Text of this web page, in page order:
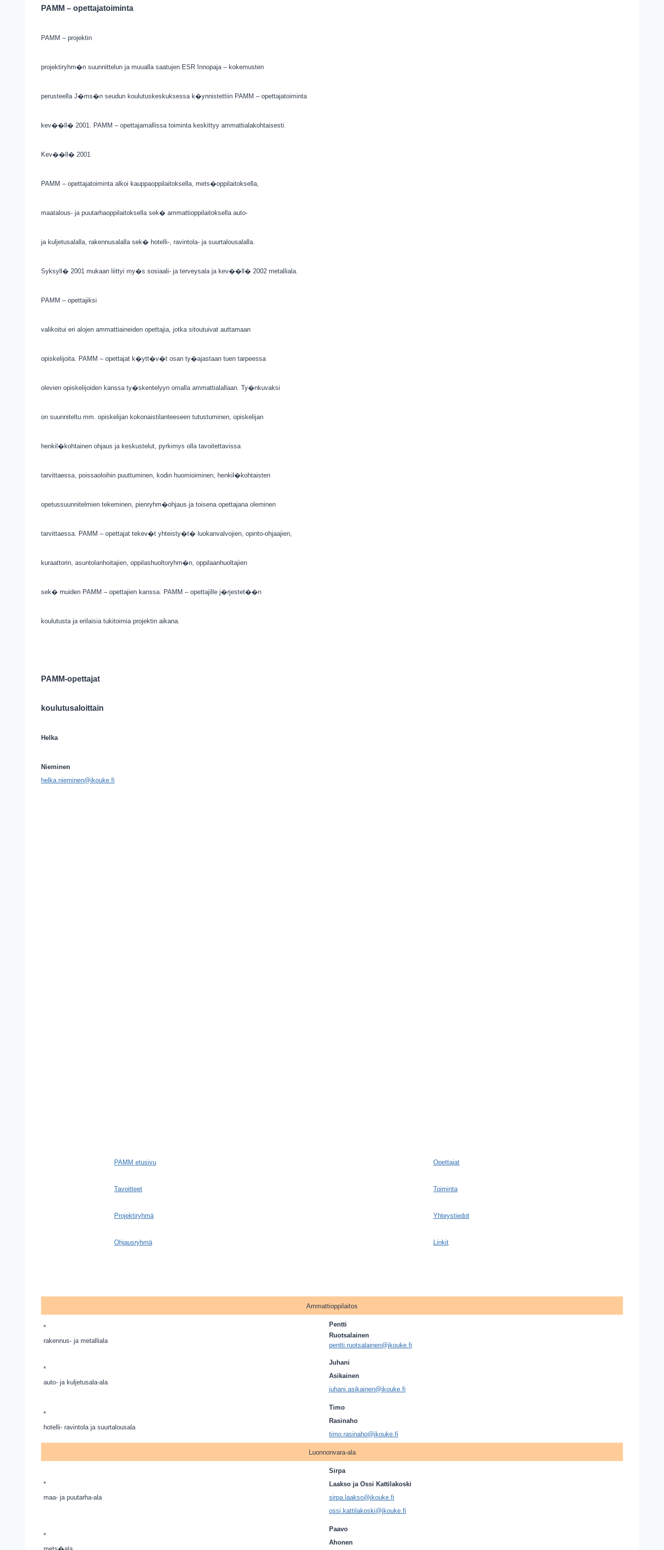
PAMM – opettajatoiminta
PAMM – projektin
projektiryhm�n suunnittelun ja muualla saatujen ESR Innopaja – kokemusten
perusteella J�ms�n seudun koulutuskeskuksessa k�ynnistettiin PAMM – opettajatoiminta
kev��ll� 2001. PAMM – opettajamallissa toiminta keskittyy ammattialakohtaisesti.
Kev��ll� 2001
PAMM – opettajatoiminta alkoi kauppaoppilaitoksella, mets�oppilaitoksella,
maatalous- ja puutarhaoppilaitoksella sek� ammattioppilaitoksella auto-
ja kuljetusalalla, rakennusalalla sek� hotelli-, ravintola- ja suurtalousalalla.
Syksyll� 2001 mukaan liittyi my�s sosiaali- ja terveysala ja kev��ll� 2002 metalliala.
PAMM – opettajiksi
valikoitui eri alojen ammattiaineiden opettajia, jotka sitoutuivat auttamaan
opiskelijoita. PAMM – opettajat k�ytt�v�t osan ty�ajastaan tuen tarpeessa
olevien opiskelijoiden kanssa ty�skentelyyn omalla ammattialallaan. Ty�nkuvaksi
on suunniteltu mm. opiskelijan kokonaistilanteeseen tutustuminen, opiskelijan
henkil�kohtainen ohjaus ja keskustelut, pyrkimys olla tavoitettavissa
tarvittaessa, poissaoloihin puuttuminen, kodin huomioiminen, henkil�kohtaisten
opetussuunnitelmien tekeminen, pienryhm�ohjaus ja toisena opettajana oleminen
tarvittaessa. PAMM – opettajat tekev�t yhteisty�t� luokanvalvojien, opinto-ohjaajien,
kuraattorin, asuntolanhoitajien, oppilashuoltoryhm�n, oppilaanhuoltajien
sek� muiden PAMM – opettajien kanssa. PAMM – opettajille j�rjestet��n
koulutusta ja erilaisia tukitoimia projektin aikana.
PAMM-opettajat
koulutusaloittain
Helka
Nieminen
helka.nieminen@jkouke.fi
PAMM etusivu Opettajat
Tavoitteet Toiminta
Projektiryhmä Yhteystiedot
Ohjausryhmä Linkit
Ammattioppilaitos
*
rakennus- ja metalliala
Pentti
Ruotsalainen
pentti.ruotsalainen@jkouke.fi
*
auto- ja kuljetusala-ala
Juhani
Asikainen
juhani.asikainen@jkouke.fi
*
hotelli- ravintola ja suurtalousala
Timo
Rasinaho
timo.rasinaho@jkouke.fi
Luonnonvara-ala
*
maa- ja puutarha-ala
Sirpa
Laakso ja Ossi Kattilakoski
sirpa.laakso@jkouke.fi
ossi.kattilakoski@jkouke.fi
*
Paavo
Ahonen